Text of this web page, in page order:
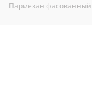
Пармезан